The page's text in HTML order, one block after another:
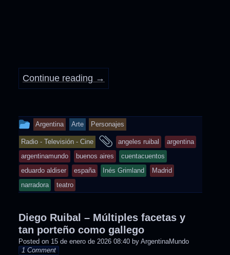
Continue reading →
This
entry
was
posted
in
Argentina Arte Personajes
Radio - Televisión - Cine
and
tagged
angeles ruibal
argentina
argentinamundo
buenos aires
cuentacuentos
eduardo aldiser
españa Inés Grimland
Madrid
narradora
teatro
Diego Ruibal – Múltiples facetas y
tan porteño como gallego
Posted on 15 de enero de 2026 08:40 by ArgentinaMundo
1 Comment